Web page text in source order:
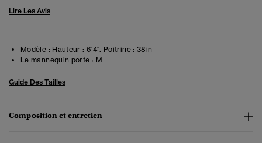
Lire Les Avis
Modèle : Hauteur : 6'4". Poitrine : 38in
Le mannequin porte : M
Guide Des Tailles
Composition et entretien